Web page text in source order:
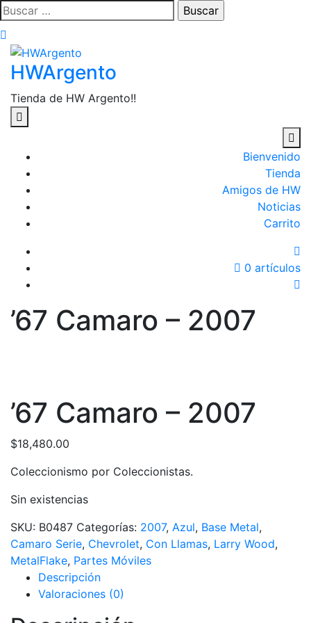
Saltar
al
contenido
Buscar:
HWArgento
Tienda de HW Argento!!
Bienvenido
Tienda
Amigos de HW
Noticias
Carrito
0 artículos
’67 Camaro – 2007
’67 Camaro – 2007
$18,480.00
Coleccionismo por Coleccionistas.
Sin existencias
SKU: B0487 Categorías: 2007, Azul, Base Metal,
Camaro Serie, Chevrolet, Con Llamas, Larry Wood,
MetalFlake, Partes Móviles
Descripción
Valoraciones (0)